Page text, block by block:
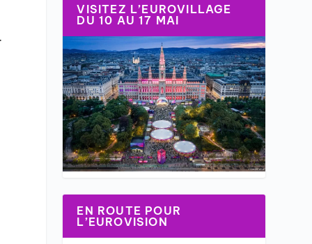
VISITEZ L’EUROVILLAGE
DU 10 AU 17 MAI
EN ROUTE POUR
L’EUROVISION